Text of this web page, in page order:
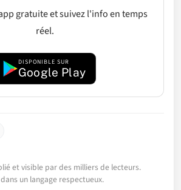
gratuite et suivez l'info en temps
réel.
DISPONIBLE SUR
Google Play
et visible par des milliers de lecteurs.
un langage respectueux.